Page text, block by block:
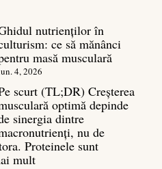
Ghid
complet
pentru
3D
nutrienților în
ce să mănânci
masă musculară
4, 2026
scurt (TL;DR) Creșterea
optimă depinde
sinergia dintre
nu de
Proteinele sunt
mult: